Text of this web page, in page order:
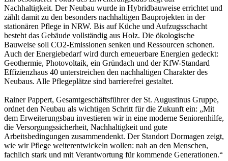
Nachhaltigkeit. Der Neubau wurde in Hybridbauweise errichtet und
zählt damit zu den besonders nachhaltigen Bauprojekten in der
stationären Pflege in NRW. Bis auf Küche und Aufzugsschacht
besteht das Gebäude vollständig aus Holz. Die ökologische
Bauweise soll CO2-Emissionen senken und Ressourcen schonen.
Auch der Energiebedarf wird durch erneuerbare Energien gedeckt:
Geothermie, Photovoltaik, ein Gründach und der KfW-Standard
Effizienzhaus 40 unterstreichen den nachhaltigen Charakter des
Neubaus. Alle Pflegeplätze sind barrierefrei gestaltet.
Rainer Pappert, Gesamtgeschäftsführer der St. Augustinus Gruppe,
ordnet den Neubau als wichtigen Schritt für die Zukunft ein: „Mit
dem Erweiterungsbau investieren wir in eine moderne Seniorenhilfe,
die Versorgungssicherheit, Nachhaltigkeit und gute
Arbeitsbedingungen zusammendenkt. Der Standort Dormagen zeigt,
wie wir Pflege weiterentwickeln wollen: nah an den Menschen,
fachlich stark und mit Verantwortung für kommende Generationen.“